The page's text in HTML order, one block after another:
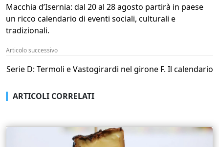
Macchia d’Isernia: dal 20 al 28 agosto partirà in paese
un ricco calendario di eventi sociali, culturali e
tradizionali.
Articolo successivo
Serie D: Termoli e Vastogirardi nel girone F. Il calendario
ARTICOLI CORRELATI